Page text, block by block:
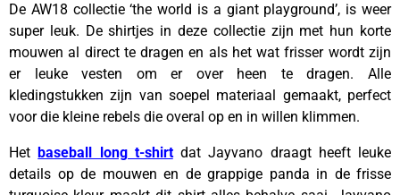
De AW18 collectie ‘the world is a giant playground’, is weer
super leuk. De shirtjes in deze collectie zijn met hun korte
mouwen al direct te dragen en als het wat frisser wordt zijn
er leuke vesten om er over heen te dragen. Alle
kledingstukken zijn van soepel materiaal gemaakt, perfect
voor die kleine rebels die overal op en in willen klimmen.
Hetbaseball long t-shirtdat Jayvano draagt heeft leuke
details op de mouwen en de grappige panda in de frisse